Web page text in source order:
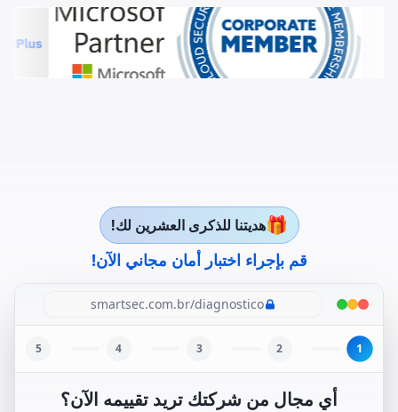
🎁هديتنا للذكرى العشرين لك!
قم بإجراء اختبار أمان مجاني الآن!
smartsec.com.br/diagnostico
1
2
3
4
5
أي مجال من شركتك تريد تقييمه الآن؟